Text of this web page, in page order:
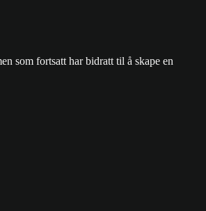
som fortsatt har bidratt til å skape en